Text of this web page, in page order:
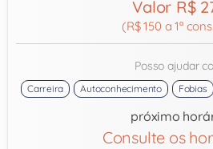
Valor R$
(R$ 150 a 1ª
Posso ajudar
Carreira Autoconhecimento Fobias
próximo
Consulte os